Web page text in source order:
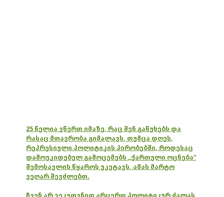
25 წელია ვწერთ იმაზე, რაც შენ გაწუხებს და
რასაც მთავრობა გიმალავს, თუმცა დღეს,
რეპრესიული პოლიტიკის პირობებში, როდესაც
დამოუკიდებელ გამოცემებს „ქართული ოცნება“
შემოსავლის წყაროს უკეტავს, ამას მარტო
ვეღარ შევძლებთ.